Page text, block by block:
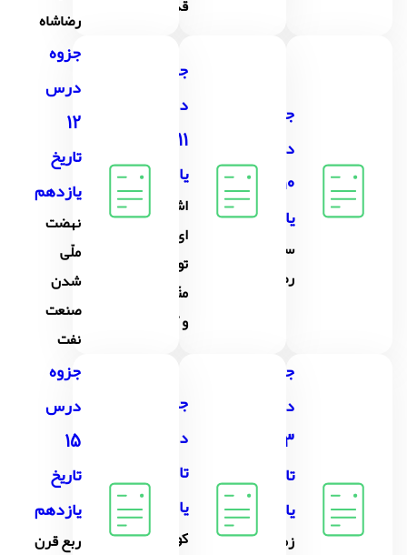
قدرت
رضاشاه
جزوه
درس
10 تاریخ
یازدهم
سقوط
رضاشاه
جزوه
درس
یازدهم
اشغال
اىران
توسّط
متّفقىن
و آثار آن
جزوه
درس
12
تاریخ
یازدهم
نهضت
ملّى
شدن
صنعت
نفت
جزوه
درس
13
تاریخ
یازدهم
زمىنه
جزوه
تاریخ
یازدهم
کودتاى
جزوه
درس
15
تاریخ
یازدهم
ربع قرن